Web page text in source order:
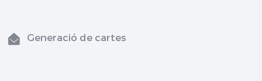
Generació de cartes